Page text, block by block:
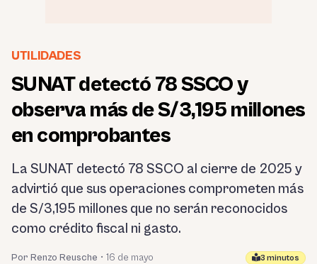
UTILIDADES
SUNAT detectó 78 SSCO y
observa más de S/3,195 millones
en comprobantes
La SUNAT detectó 78 SSCO al cierre de 2025 y
advirtió que sus operaciones comprometen más
de S/3,195 millones que no serán reconocidos
como crédito fiscal ni gasto.
Por Renzo Reusche • 16 de mayo 3 minutos